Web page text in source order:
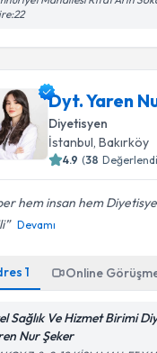
Dyt. Yaren
Diyetisyen
İstanbul, Bakırköy
4.9 (38
hem insan hem
Devamı
1 Online
Sağlık Ve Hizmet Birimi
Nur Şeker